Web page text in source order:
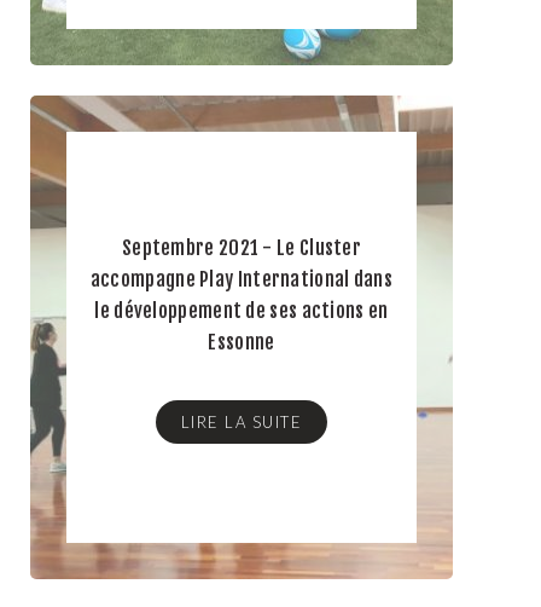
Septembre 2021 - Le Cluster
accompagne Play International dans
le développement de ses actions en
Essonne
LIRE LA SUITE